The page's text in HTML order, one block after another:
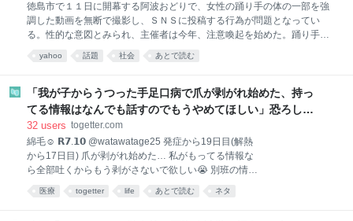
G1）、『ガメラ2 レギオン襲来』（96年／以下
G2）、『ガメラ3 邪神〈イリス〉覚醒』（99年／以下
G3）のクラウドファンディングを次々と成功させてき
た。 そして2026年、プロジェクトはいよいよ最終章
徳島市で１１日に開幕する阿波おどりで、女性の踊り手の体の一部を強
調した動画を無断で撮影し、ＳＮＳに投稿する行為が問題となってい
る。性的な意図とみられ、主催者は今年、注意喚起を始めた。踊り手側
も対策を講じている。（徳島支局 南野々子） 【写真】 阿波おどりを踊
る女性たち 「悲しいし、気持ち悪い」。踊り手の女性（３２）は、動画
年夏に投稿された自身が映る動画に憤る。 踊り手は「連」と呼ばれるグ
ループに所属し、公園や公共施設で練習している。誰でも見学できる。
女性は練習時に撮影され、動画では練習着の上から下着のラインが浮か
な容姿に関するコメントもあった。
yahoo 話題 社会 あとで読む
「我が子からうつった手足口病で爪が剥がれ始めた、持っ
てる情報はなんでも話すのでもうやめてほしい」恐ろしい
実体験の数々に震える
32 users togetter.com
綿毛☺︎ 𝗥𝟳.𝟭𝟬 @watawatage25 発症から19日目(解熱
から17日目) 爪が剥がれ始めた… 私がもってる情報な
ら全部吐くからもう剥がさないで欲しい😭 別班の情報
とかも全然話すし x.com/watawatage25/s… 2026-08-
07 20:18:51
医療 togetter life あとで読む ネタ